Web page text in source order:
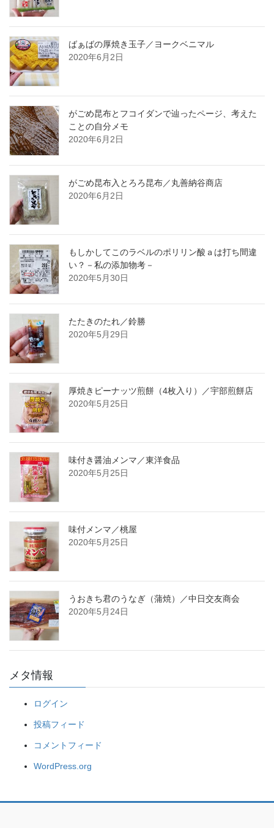
ばぁばの厚焼き玉子／ヨークベニマル
2020年6月2日
がごめ昆布とフコイダンで辿ったページ、考えた
ことの自分メモ
2020年6月2日
がごめ昆布入とろろ昆布／丸善納谷商店
2020年6月2日
もしかしてこのラベルのポリリン酸ａは打ち間違
い？－私の添加物考－
2020年5月30日
たたきのたれ／鈴勝
2020年5月29日
厚焼きピーナッツ煎餅（4枚入り）／宇部煎餅店
2020年5月25日
味付き醤油メンマ／東洋食品
2020年5月25日
味付メンマ／桃屋
2020年5月25日
うおきち君のうなぎ（蒲焼）／中日交友商会
2020年5月24日
メタ情報
ログイン
投稿フィード
コメントフィード
WordPress.org